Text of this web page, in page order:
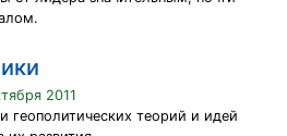
2011
геополитических теорий и идей